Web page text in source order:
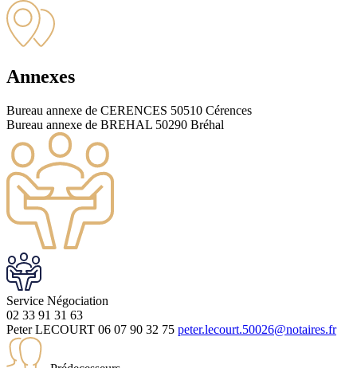
Annexes
Bureau annexe de CERENCES 50510 Cérences
Bureau annexe de BREHAL 50290 Bréhal
Service Négociation
02 33 91 31 63
Peter LECOURT 06 07 90 32 75 peter.lecourt.50026@notaires.fr